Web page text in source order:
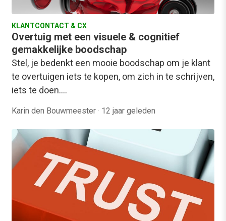
KLANTCONTACT & CX
Overtuig met een visuele & cognitief
gemakkelijke boodschap
Stel, je bedenkt een mooie boodschap om je klant
te overtuigen iets te kopen, om zich in te schrijven,
iets te doen.…
Karin den Bouwmeester · 12 jaar geleden